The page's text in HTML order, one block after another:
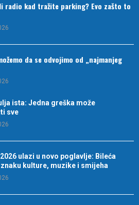
radio kad tražite parking? Evo zašto to
da se odvojimo od „najmanjeg
ista: Jedna greška može
sve
ulazi u novo poglavlje: Bileća
kulture, muzike i smijeha